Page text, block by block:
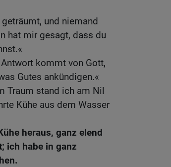
und niemand
hat mir gesagt, dass du
kommt von Gott,
Gutes ankündigen.«
Traum stand ich am Nil
Kühe aus dem Wasser
heraus, ganz elend
ich habe in ganz